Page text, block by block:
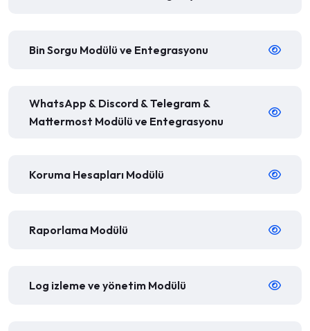
Bin Sorgu Modülü ve Entegrasyonu
WhatsApp & Discord & Telegram &
Mattermost Modülü ve Entegrasyonu
Koruma Hesapları Modülü
Raporlama Modülü
Log izleme ve yönetim Modülü